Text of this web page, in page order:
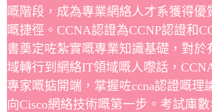
嘅階段，成為專業網絡人才系獲得優
嘅捷徑。CCNA認證為CCNP認證和
書奠定咗紮實嘅專業知識基礎，對於
域轉行到網絡IT領域嘅人嚟話，
專家嘅掂開端，掌握咗ccna認證嘅理
向Cisco網絡技術嘅第一步。考試庫